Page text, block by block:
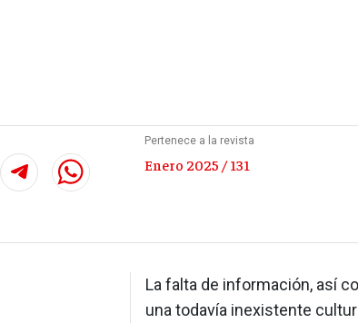
Pertenece a la revista
Enero 2025 / 131
La falta de información, así
una todavía inexistente